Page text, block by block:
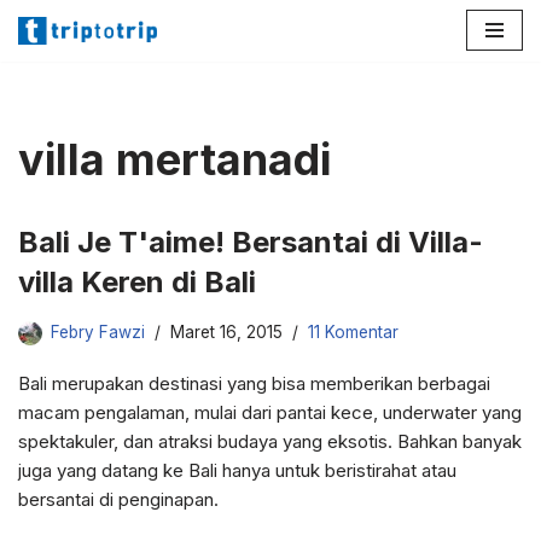
villa mertanadi
Bali Je T'aime! Bersantai di Villa-
villa Keren di Bali
Febry Fawzi Maret 16, 2015 11 Komentar
Bali merupakan destinasi yang bisa memberikan berbagai
macam pengalaman, mulai dari pantai kece, underwater yang
spektakuler, dan atraksi budaya yang eksotis. Bahkan banyak
juga yang datang ke Bali hanya untuk beristirahat atau
bersantai di penginapan.